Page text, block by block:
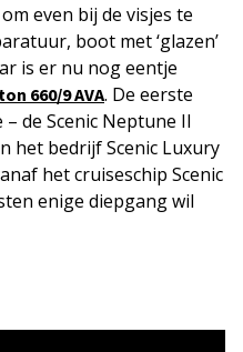
even bij de visjes te
boot met ‘glazen’
is er nu nog eentje
660/9 AVA. De eerste
de Scenic Neptune II
het bedrijf Scenic Luxury
het cruiseschip Scenic
enige diepgang wil